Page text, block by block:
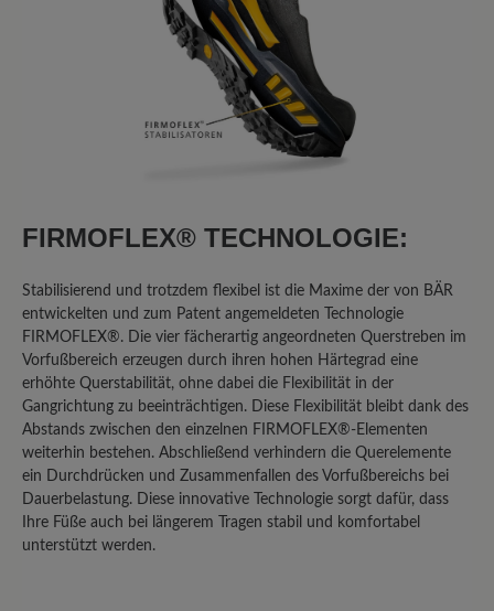
Jahr regelmässig getragen, der
Laufkomfort ist gut. Leider sind bei
beiden Schuhen die Schnürsenkel
gerissen, schlechte Qualität, die Sohlen
haben sich im vorderen Bereich nicht
abgelaufen, hier ist die Qualität gut was
man leider vom hinteren Bereich nicht
Grip ist nicht mehr vorhanden , im
vollkommen erhalten. Diese Mängel
dürfen bei einem Schuh in dieser
Preisklasse nach einem Jahr nicht
auftreten.
27. Januar 2026 19:07
Bewertung mit 3 von 5 Sternen
Nicht uneingeschränkt
FIRMOFLEX® TECHNOLOGIE:
Stabilisierend und trotzdem flexibel ist die Maxime der von BÄR
entwickelten und zum Patent angemeldeten Technologie
FIRMOFLEX®. Die vier fächerartig angeordneten Querstreben im
Vorfußbereich erzeugen durch ihren hohen Härtegrad eine
erhöhte Querstabilität, ohne dabei die Flexibilität in der
Gangrichtung zu beeinträchtigen. Diese Flexibilität bleibt dank des
Abstands zwischen den einzelnen FIRMOFLEX®-Elementen
weiterhin bestehen. Abschließend verhindern die Querelemente
ein Durchdrücken und Zusammenfallen des Vorfußbereichs bei
Dauerbelastung. Diese innovative Technologie sorgt dafür, dass
Ihre Füße auch bei längerem Tragen stabil und komfortabel
unterstützt werden.